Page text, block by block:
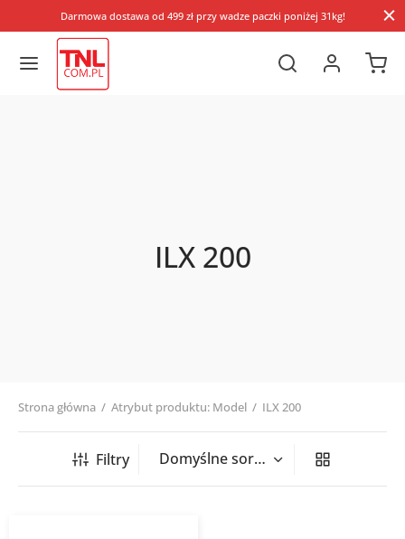
Darmowa dostawa od 499 zł przy wadze paczki poniżej 31kg!
ILX 200
Strona główna / Atrybut produktu: Model / ILX 200
Filtry